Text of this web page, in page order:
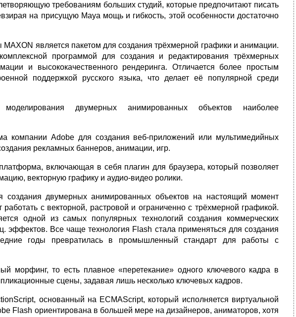
требованиям больших студий, которые предпочитают писать
на присущую Maya мощь и гибкость, этой особенности достаточно
является пакетом для создания трёхмерной графики и анимации.
программой для создания и редактирования трёхмерных
и высококачественного рендеринга. Отличается более простым
поддержкой русского языка, что делает её популярной среди
двумерных анимированных объектов наиболее
компании Adobe для создания веб-приложений или мультимедийных
рекламных баннеров, анимации, игр.
включающая в себя плагин для браузера, который позволяет
векторную графику и аудио-видео ролики.
создания двумерных анимированных объектов на настоящий момент
с векторной, растровой и ограниченно с трёхмерной графикой.
одной из самых популярных технологий создания коммерческих
эффектов. Все чаще технология Flash стала применяться для создания
годы превратилась в промышленный стандарт для работы с
морфинг, то есть плавное «перетекание» одного ключевого кадра в
сцены, задавая лишь несколько ключевых кадров.
основанный на ECMAScript, который исполняется виртуальной
Flash ориентирована в большей мере на дизайнеров, аниматоров, хотя